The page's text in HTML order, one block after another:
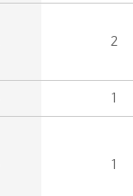
2
1
1